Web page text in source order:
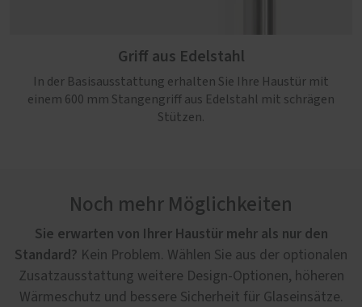
Griff aus Edelstahl
In der Basisausstattung erhalten Sie Ihre Haustür mit
einem 600 mm Stangengriff aus Edelstahl mit schrägen
Stützen.
Noch mehr Möglichkeiten
Sie erwarten von Ihrer Haustür mehr als nur den
Standard? Kein Problem. Wählen Sie aus der optionalen
Zusatzausstattung weitere Design-Optionen, höheren
Wärmeschutz und bessere Sicherheit für Glaseinsätze.